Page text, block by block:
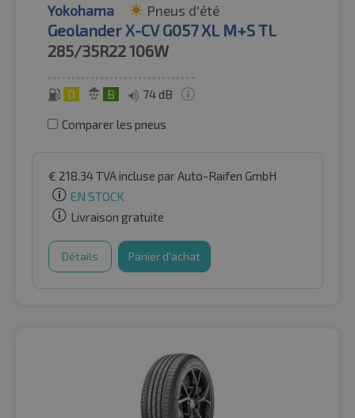
Yokohama Pneus d'été
Geolander X-CV G057 XL M+S TL
285/35R22106W
D B 74 dB
Comparer les pneus
€ 218.34TVA incluse par Auto-Raifen GmbH
EN STOCK
Livraison gratuite
Détails Panier d'achat